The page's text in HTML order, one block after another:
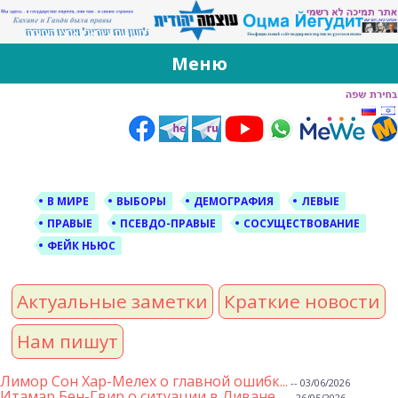
За Оцма Йегудит
עוצמה יהודית ברוסית ובעברית
Меню
В МИРЕ ВЫБОРЫ ДЕМОГРАФИЯ
ЛЕВЫЕ
ПРАВЫЕ
ПСЕВДО-ПРАВЫЕ
СОСУЩЕСТВОВАНИЕ
ФЕЙК НЬЮС
Актуальные заметки
Краткие новости
Нам пишут
Лимор Сон Хар-Мелех о главной ошибк... -- 03/06/2026